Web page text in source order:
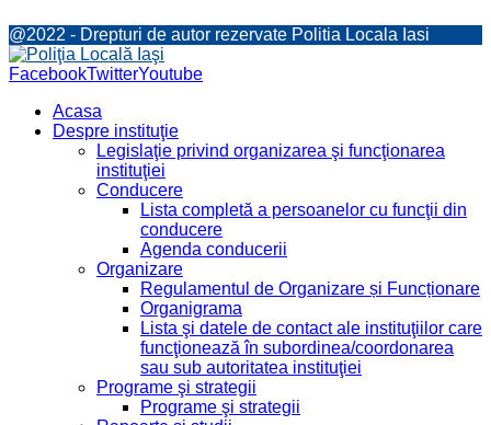
@2022 - Drepturi de autor rezervate Politia Locala Iasi
FacebookTwitterYoutube
Acasa
Despre instituţie
Legislaţie privind organizarea şi funcţionarea
instituţiei
Conducere
Lista completă a persoanelor cu funcţii din
conducere
Agenda conducerii
Organizare
Regulamentul de Organizare și Funcționare
Organigrama
Lista şi datele de contact ale instituţiilor care
funcţionează în subordinea/coordonarea
sau sub autoritatea instituţiei
Programe şi strategii
Programe şi strategii